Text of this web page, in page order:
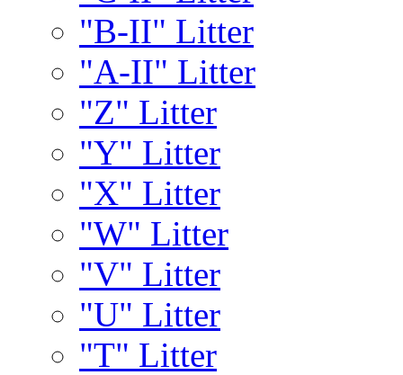
"B-II" Litter
"A-II" Litter
"Z" Litter
"Y" Litter
"X" Litter
"W" Litter
"V" Litter
"U" Litter
"T" Litter